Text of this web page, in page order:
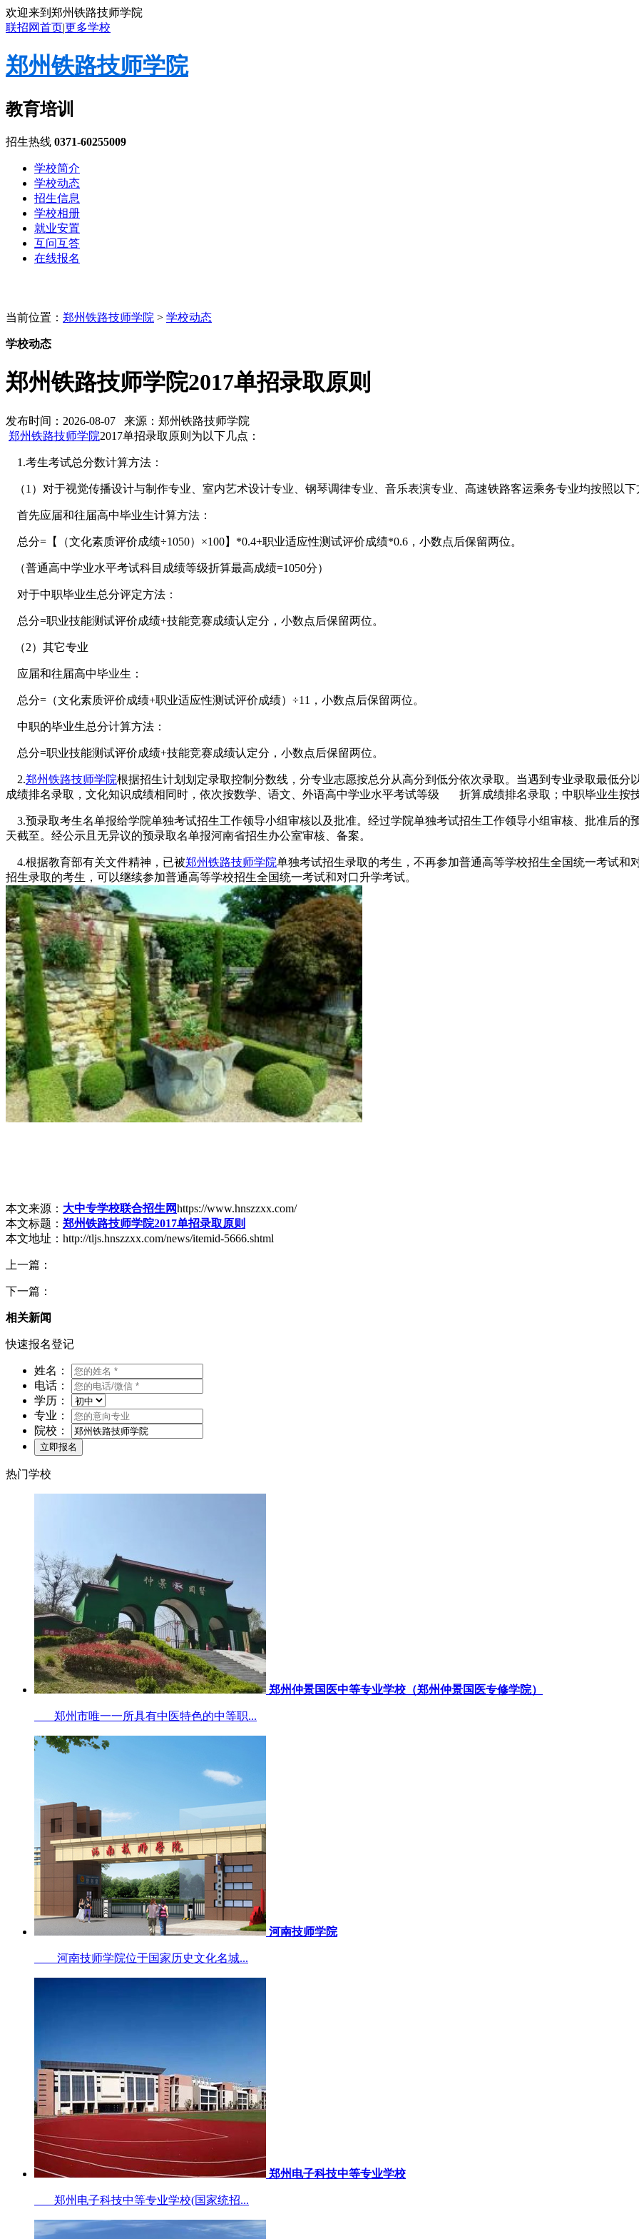
欢迎来到郑州铁路技师学院
联招网首页|更多学校
郑州铁路技师学院
教育培训
招生热线 0371-60255009
学校简介
学校动态
招生信息
学校相册
就业安置
互问互答
在线报名
当前位置： 郑州铁路技师学院 > 学校动态
学校动态
郑州铁路技师学院2017单招录取原则
发布时间：2026-08-07 来源：郑州铁路技师学院
郑州铁路技师学院2017单招录取原则为以下几点：
1.考生考试总分数计算方法：
（1）对于视觉传播设计与制作专业、室内艺术设计专业、钢琴调律专业、音乐表演专业、高速铁路客运乘务专业均按照
首先应届和往届高中毕业生计算方法：
总分=【（文化素质评价成绩÷1050）×100】*0.4+职业适应性测试评价成绩*0.6，小数点后保留两位。
（普通高中学业水平考试科目成绩等级折算最高成绩=1050分）
对于中职毕业生总分评定方法：
总分=职业技能测试评价成绩+技能竞赛成绩认定分，小数点后保留两位。
（2）其它专业
应届和往届高中毕业生：
总分=（文化素质评价成绩+职业适应性测试评价成绩）÷11，小数点后保留两位。
中职的毕业生总分计算方法：
总分=职业技能测试评价成绩+技能竞赛成绩认定分，小数点后保留两位。
2.郑州铁路技师学院根据招生计划划定录取控制分数线，分专业志愿按总分从高分到低分依次录取。当遇到专业录取最低
成绩排名录取，文化知识成绩相同时，依次按数学、语文、外语高中学业水平考试等级 折算成绩排名录取；中职毕业生按
3.预录取考生名单报给学院单独考试招生工作领导小组审核以及批准。经过学院单独考试招生工作领导小组审核、批准后
天截至。经公示且无异议的预录取名单报河南省招生办公室审核、备案。
4.根据教育部有关文件精神，已被郑州铁路技师学院单独考试招生录取的考生，不再参加普通高等学校招生全国统一考试
招生录取的考生，可以继续参加普通高等学校招生全国统一考试和对口升学考试。
本文来源： 大中专学校联合招生网https://www.hnszzxx.com/
本文标题： 郑州铁路技师学院2017单招录取原则
本文地址：http://tljs.hnszzxx.com/news/itemid-5666.shtml
上一篇：
下一篇：
相关新闻
快速报名登记
姓名：
电话：
学历：
专业：
院校：
热门学校
郑州仲景国医中等专业学校（郑州仲景国医专修学院）
郑州市唯一一所具有中医特色的中等职...
河南技师学院
河南技师学院位于国家历史文化名城...
郑州电子科技中等专业学校
郑州电子科技中等专业学校(国家统招...